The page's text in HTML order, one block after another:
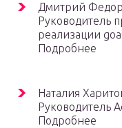
Дмитрий
Руководитель
реализации
Подробнее
Наталия
Руководитель
Подробнее